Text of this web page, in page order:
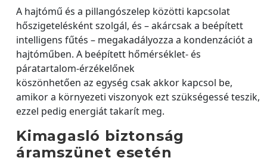
A hajtómű és a pillangószelep közötti kapcsolat
hőszigetelésként szolgál, és – akárcsak a beépített
intelligens fűtés – megakadályozza a kondenzációt a
hajtóműben. A beépített hőmérséklet- és
páratartalom-érzékelőnek
köszönhetően az egység csak akkor kapcsol be,
amikor a környezeti viszonyok ezt szükségessé teszik,
ezzel pedig energiát takarít meg.
Kimagasló biztonság
áramszünet esetén